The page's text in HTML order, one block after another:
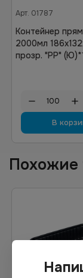
Арт. 01787
Контейнер
2000мл
прозр. "РР"
В
Похожие